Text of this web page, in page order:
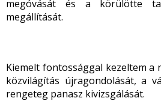
megóvását és a körülötte
megállítását.
Kiemelt fontossággal kezeltem a
közvilágítás újragondolását, a
rengeteg panasz kivizsgálását.